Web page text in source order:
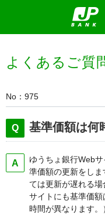
よくあるご質
No 975
基準価額は何
ゆうちょ銀行Web
準価額の更新をし
ては更新が遅れる
サイトにも基準価
時間が異なります。